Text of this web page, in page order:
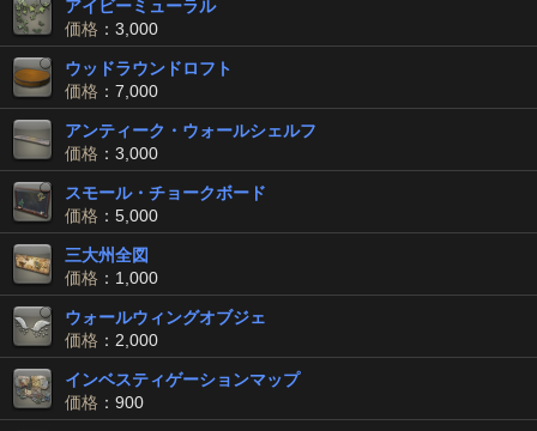
アイビーミューラル
価格 ：3,000
ウッドラウンドロフト
価格 ：7,000
アンティーク・ウォールシェルフ
価格 ：3,000
スモール・チョークボード
価格 ：5,000
三大州全図
価格 ：1,000
ウォールウィングオブジェ
価格 ：2,000
インベスティゲーションマップ
価格 ：900